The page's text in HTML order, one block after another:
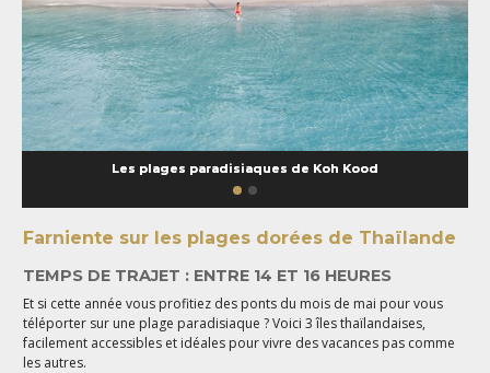
Les plages paradisiaques de Koh Kood
Farniente sur les plages dorées de Thaïlande
TEMPS DE TRAJET : ENTRE 14 ET 16 HEURES
Et si cette année vous profitiez des ponts du mois de mai pour vous
téléporter sur une plage paradisiaque ? Voici 3 îles thaïlandaises,
facilement accessibles et idéales pour vivre des vacances pas comme
les autres.